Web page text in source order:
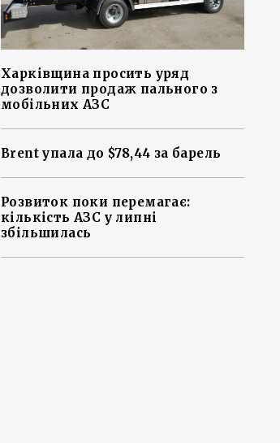
Харківщина просить уряд
дозволити продаж пального з
мобільних АЗС
Brent упала до $78,44 за барель
Розвиток поки перемагає:
кількість АЗС у липні
збільшилась